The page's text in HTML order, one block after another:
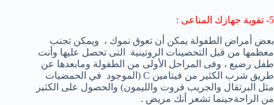
5- تقوية جهازك المناعى :
بعض أمراض الطفولة يمكن أن تعوق نموك ، ويمكن تجنب
معظمها من قبل التحصينات الروتينية التى تحصل عليها وأنت
طفل رضيع ، وفى المراحل الأولى من الطفولة ومابعدها عن
طريق شرب الكثير من فيتامين C (الموجود في الحمضيات
مثل البرتقال و الجريب فروت والليمون) والحصول على الكثير
من الراحةحينما تشعر أنك مريض .